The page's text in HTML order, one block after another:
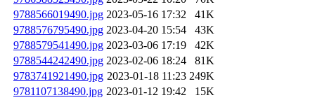
9788566019490.jpg 2023-05-16 17:32
41K
9788576795490.jpg 2023-04-20 15:54
43K
9788579541490.jpg 2023-03-06 17:19
42K
9788544242490.jpg 2023-02-06 18:24
81K
9783741921490.jpg 2023-01-18 11:23 249K
9781107138490.jpg 2023-01-12 19:42
15K